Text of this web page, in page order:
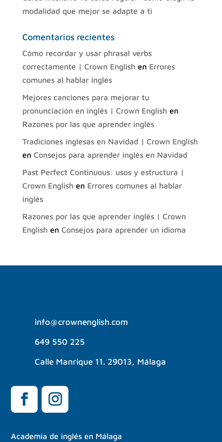
modalidad que mejor se adapte a ti
Comentarios recientes
Cómo recordar y usar phrasal verbs
correctamente | Crown Englishen Errores
comunes al hablar inglés
Mejores canciones para mejorar tu
pronunciación en inglés | Crown Englishen
Razones por las que aprender inglés
Tradiciones inglesas en Navidad | Crown English
en Consejos para aprender inglés en Navidad
Past Perfect Continuous: usos y estructura |
Crown Englishen Errores comunes al hablar
inglés
Razones por las que aprender inglés | Crown
Englishen Consejos para aprender un idioma
info@crownenglish.com
649 550 225
Calle Manrique 11. 29013, Málaga
Academia de inglés en Málaga